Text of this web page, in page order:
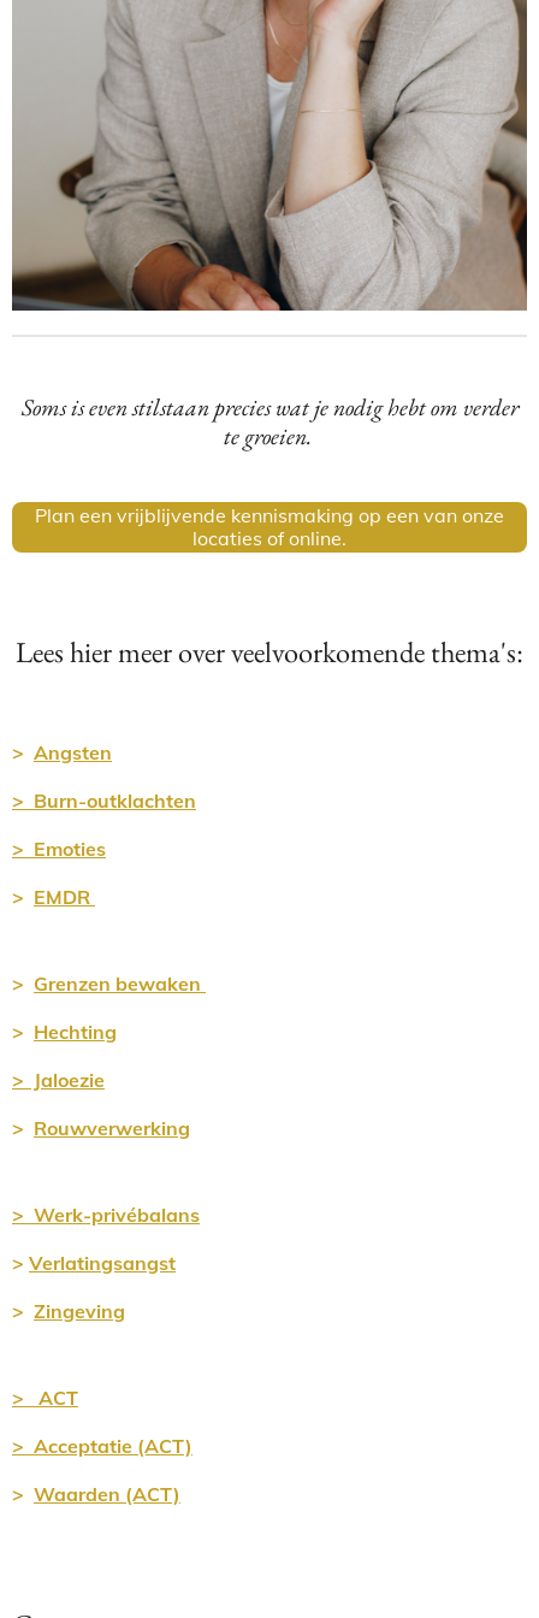
Soms is even stilstaan precies wat je nodig hebt om verder
te groeien.
Plan een vrijblijvende kennismaking op een van onze
locaties of online.
Lees hier meer over veelvoorkomende thema's:
> Angsten
> Burn-outklachten
> Emoties
> EMDR
> Grenzen bewaken
> Hechting
> Jaloezie
> Rouwverwerking
> Werk-privébalans
> Verlatingsangst
> Zingeving
> ACT
> Acceptatie (ACT)
> Waarden (ACT)